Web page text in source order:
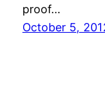
proof…
October 5,